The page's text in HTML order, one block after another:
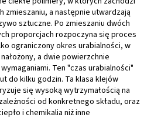
zmieszaniu, a następnie utwardzają
sztuczne. Po zmieszaniu dwóch
proporcjach rozpoczyna się proces
ograniczony okres urabialności, w
a dwie powierzchnie
Ten "czas urabialności"
do kilku godzin. Ta klasa klejów
się wysoką wytrzymałością na
od konkretnego składu, oraz
i chemikalia niż inne